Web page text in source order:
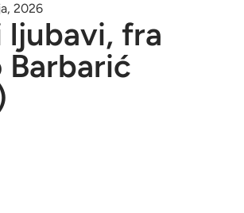
2026
ljubavi, fra
Barbarić